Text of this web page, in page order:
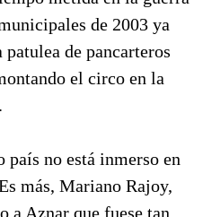
de 2003 ya
de pancarteros
el circo en la
país no está inmerso en
más, Mariano Rajoy,
a Aznar que fuese tan